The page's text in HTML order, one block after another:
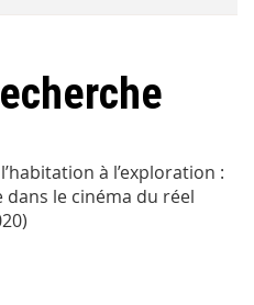
à l’exploration :
le cinéma du réel